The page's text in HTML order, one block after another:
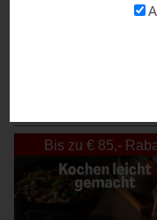
Bis zu € 85,-